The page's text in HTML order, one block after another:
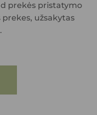
prekės pristatymo
prekes, užsakytas